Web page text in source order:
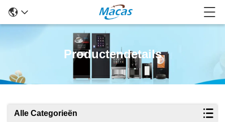
Productendetails
Alle Categorieën